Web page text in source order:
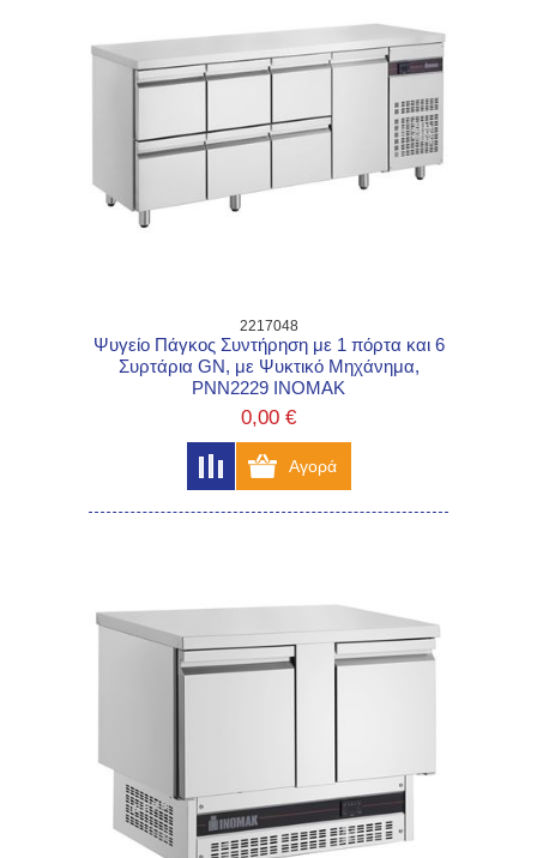
2217048
Ψυγείο Πάγκος Συντήρηση με 1 πόρτα και 6
Συρτάρια GN, με Ψυκτικό Μηχάνημα,
PNN2229 INOMAK
0,00 €